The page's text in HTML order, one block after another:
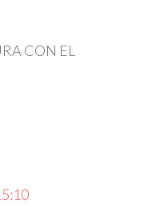
CON EL